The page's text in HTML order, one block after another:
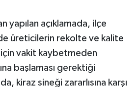
yapılan açıklamada, ilçe
üreticilerin rekolte ve kalite
için vakit kaybetmeden
başlaması gerektiği
kiraz sineği zararlısına karşı